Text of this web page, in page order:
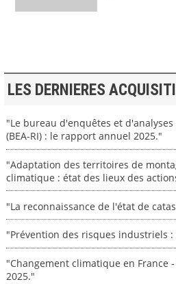
LES DERNIERES
"Le bureau d'enquêtes et
(BEA-RI) : le rapport annuel 2025."
"Adaptation des territoires de
climatique : état des lieux des
"La reconnaissance de l'état de
"Prévention des risques industriels
"Changement climatique en France
2025."